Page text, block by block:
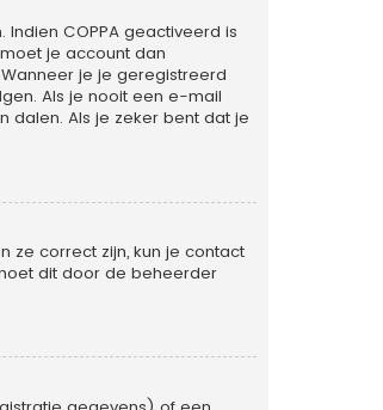
COPPA geactiveerd is
je account dan
je je geregistreerd
Als je nooit een e-mail
dalen. Als je zeker bent dat je
ze correct zijn, kun je contact
dit door de beheerder